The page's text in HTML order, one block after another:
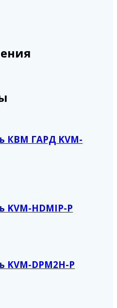
КВМ ГАРД KVM-
KVM-HDMIP-P
KVM-DPM2H-P